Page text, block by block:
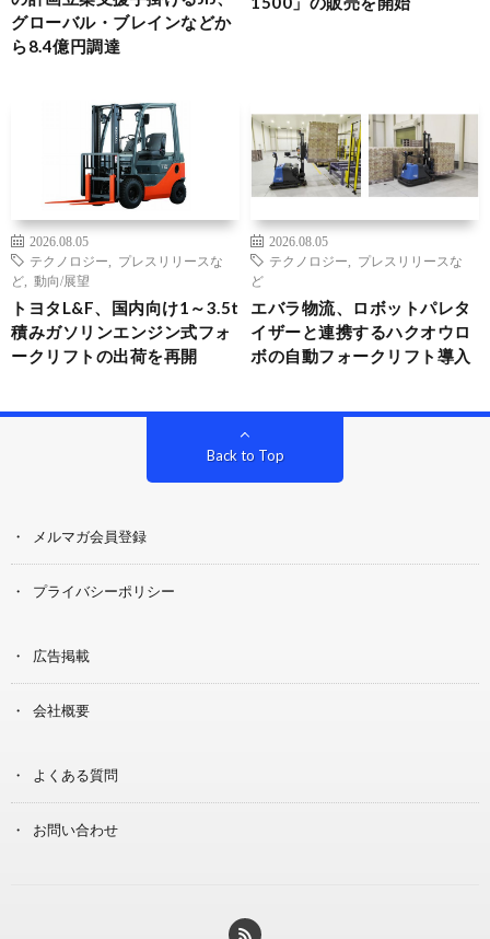
グローバル・ブレインなどか
ら8.4億円調達
2026.08.05
テクノロジー
プレスリリースな
ど
動向/展望
トヨタL&F、国内向け1～3.5t
積みガソリンエンジン式フォ
ークリフトの出荷を再開
2026.08.05
テクノロジー
プレスリリースな
ど
エバラ物流、ロボットパレタ
イザーと連携するハクオウロ
ボの自動フォークリフト導入
Back to Top
メルマガ会員登録
プライバシーポリシー
広告掲載
会社概要
よくある質問
お問い合わせ